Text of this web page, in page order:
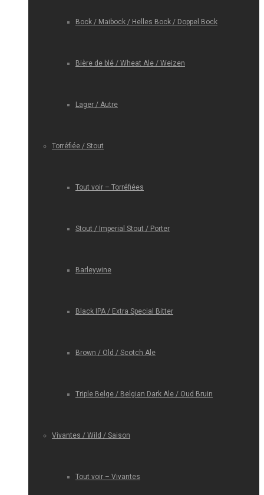
Bock / Maibock / Helles Bock / Doppel Bock
Bière de blé / Wheat Ale / Weizen
Lager / Autre
Torréfiée / Stout
Tout voir – Torréfiées
Stout / Imperial Stout / Porter
Barleywine
Black IPA / Extra Special Bitter
Brown / Old / Scotch Ale
Triple Belge / Belgian Dark Ale / Oud Bruin
Vivantes / Wild / Saison
Tout voir – Vivantes